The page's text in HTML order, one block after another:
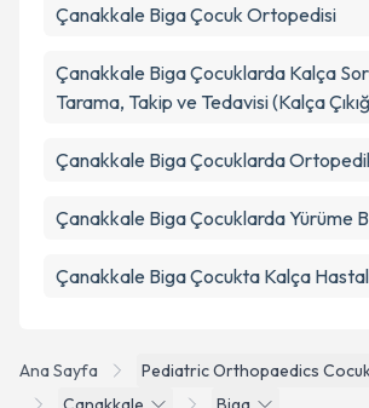
Ana Sayfa
Pediatric Orthopaedics
Çanakkale Biga Çocuk Ortopedisi
Çanakkale Biga Çocuklarda Kalça
Tarama, Takip ve Tedavisi (Kalça
Çanakkale Biga Çocuklarda
Çanakkale Biga Çocuklarda Yürüme
Çanakkale Biga Çocukta Kalça